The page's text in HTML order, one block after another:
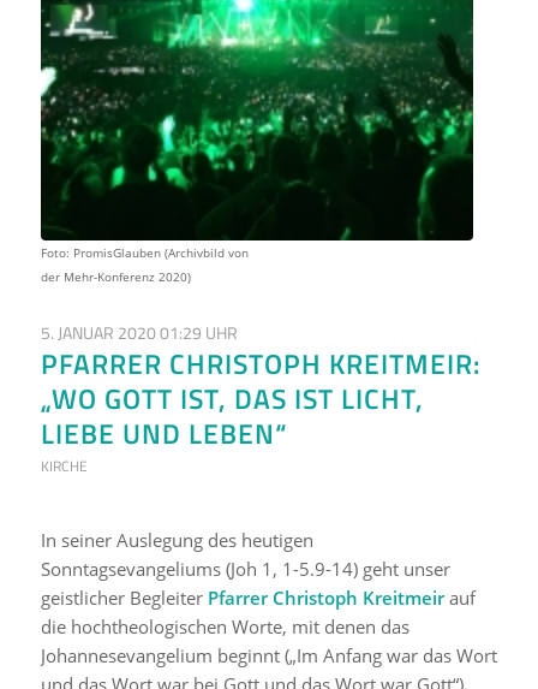
Foto: PromisGlauben (Archivbild von
der Mehr-Konferenz 2020)
5. JANUAR 2020 01:29 UHR
PFARRER CHRISTOPH KREITMEIR:
„WO GOTT IST, DAS IST LICHT,
LIEBE UND LEBEN“
KIRCHE
In seiner Auslegung des heutigen
Sonntagsevangeliums (Joh 1, 1-5.9-14) geht unser
geistlicher Begleiter Pfarrer Christoph Kreitmeirauf
die hochtheologischen Worte, mit denen das
Johannesevangelium beginnt („Im Anfang war das Wort